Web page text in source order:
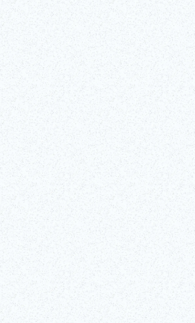
considerato lo sport nazionale. Questi incontri tra pesi
standard nell'era Edo (1603-1867) rimane ad oggi
sport più popolari del Giappone – subito dopo il baseball.